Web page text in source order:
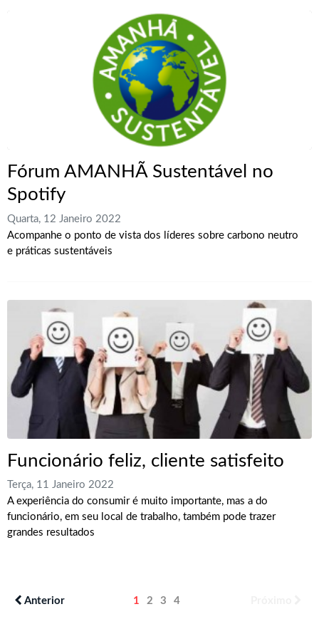
Fórum AMANHÃ Sustentável no
Spotify
Quarta, 12 Janeiro 2022
Acompanhe o ponto de vista dos líderes sobre carbono neutro
e práticas sustentáveis
Funcionário feliz, cliente satisfeito
Terça, 11 Janeiro 2022
A experiência do consumir é muito importante, mas a do
funcionário, em seu local de trabalho, também pode trazer
grandes resultados
Anterior 1 2 3 4